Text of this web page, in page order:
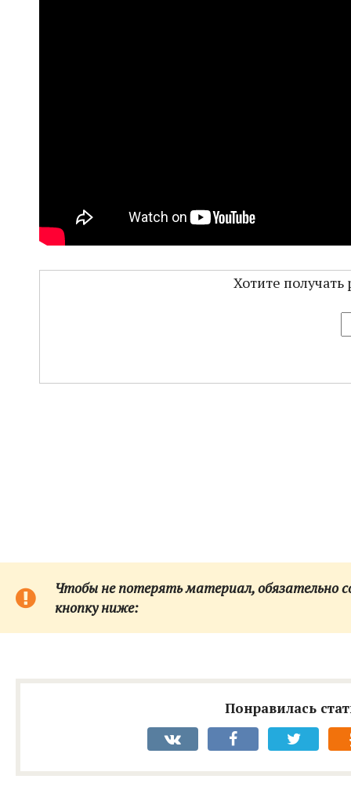
Хотите
Чтобы не потерять материал, обязательно
кнопку ниже:
Понравилась